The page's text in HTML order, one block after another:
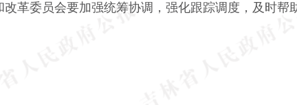
革委员会要加强统筹协调，强化跟踪调度，及时